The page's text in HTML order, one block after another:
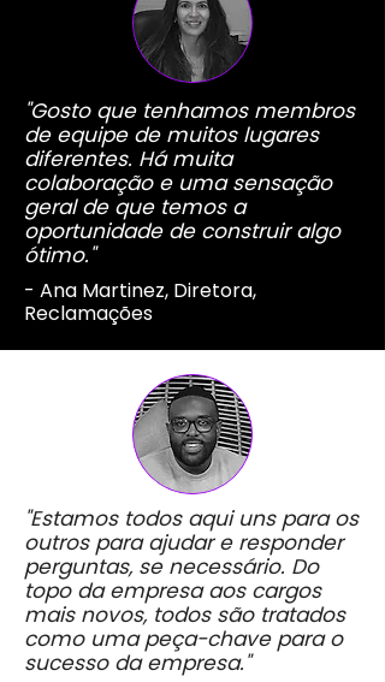
"Gosto que tenhamos membros
de equipe de muitos lugares
diferentes. Há muita
colaboração e uma sensação
geral de que temos a
oportunidade de construir algo
ótimo."
- Ana Martinez, Diretora,
Reclamações
"Estamos todos aqui uns para os
outros para ajudar e responder
perguntas, se necessário. Do
topo da empresa aos cargos
mais novos, todos são tratados
como uma peça-chave para o
sucesso da empresa."